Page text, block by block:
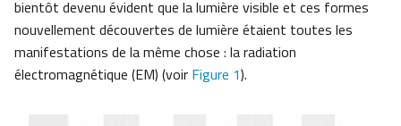
bientôt devenu évident que la lumière visible et ces formes
nouvellement découvertes de lumière étaient toutes les
manifestations de la même chose : la radiation
électromagnétique (EM) (voir Figure 1).